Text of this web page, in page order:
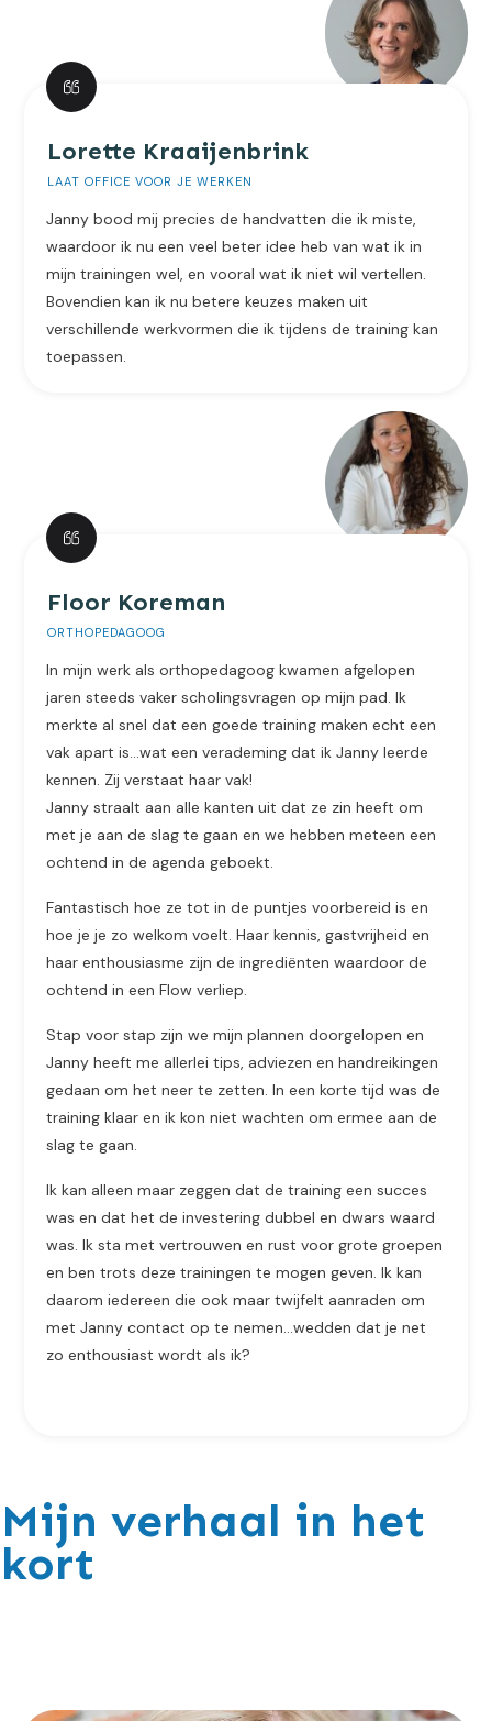
Lorette Kraaijenbrink
LAAT OFFICE VOOR JE WERKEN
Janny bood mij precies de handvatten die ik miste,
waardoor ik nu een veel beter idee heb van wat ik in
mijn trainingen wel, en vooral wat ik niet wil vertellen.
Bovendien kan ik nu betere keuzes maken uit
verschillende werkvormen die ik tijdens de training kan
toepassen.
Floor Koreman
ORTHOPEDAGOOG
In mijn werk als orthopedagoog kwamen afgelopen
jaren steeds vaker scholingsvragen op mijn pad. Ik
merkte al snel dat een goede training maken echt een
vak apart is…wat een verademing dat ik Janny leerde
kennen. Zij verstaat haar vak!
Janny straalt aan alle kanten uit dat ze zin heeft om
met je aan de slag te gaan en we hebben meteen een
ochtend in de agenda geboekt.
Fantastisch hoe ze tot in de puntjes voorbereid is en
hoe je je zo welkom voelt. Haar kennis, gastvrijheid en
haar enthousiasme zijn de ingrediënten waardoor de
ochtend in een Flow verliep.
Stap voor stap zijn we mijn plannen doorgelopen en
Janny heeft me allerlei tips, adviezen en handreikingen
gedaan om het neer te zetten. In een korte tijd was de
training klaar en ik kon niet wachten om ermee aan de
slag te gaan.
Ik kan alleen maar zeggen dat de training een succes
was en dat het de investering dubbel en dwars waard
was. Ik sta met vertrouwen en rust voor grote groepen
en ben trots deze trainingen te mogen geven. Ik kan
daarom iedereen die ook maar twijfelt aanraden om
met Janny contact op te nemen…wedden dat je net
zo enthousiast wordt als ik?
Mijn verhaal in het
kort